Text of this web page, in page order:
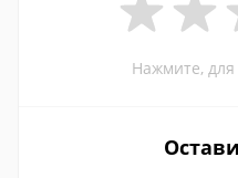
Нажмите,